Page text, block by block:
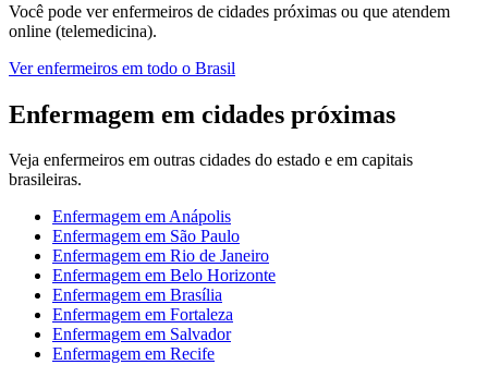
Você pode verenfermeiros de cidades próximas ou que atendem
online (telemedicina).
Verenfermeiros em todo o Brasil
Enfermagem em cidades próximas
Veja enfermeiros em outras cidades do estado e em capitais
brasileiras.
Enfermagem emAnápolis
Enfermagem em São Paulo
Enfermagem em Rio de Janeiro
Enfermagem em Belo Horizonte
Enfermagem em Brasília
Enfermagem em Fortaleza
Enfermagem em Salvador
Enfermagem em Recife